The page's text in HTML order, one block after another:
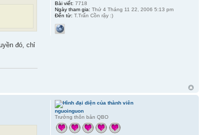
đó, chỉ
Bài viết: 7718
Ngày tham gia: Thứ 4 Tháng 11 22, 2006 5:13 pm
Đến từ: T.Trấn Cồn rậy :)
nguoinguon
Trưởng thôn bản QBO